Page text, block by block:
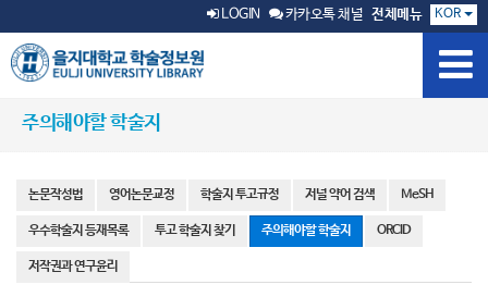
LOGIN 카카오톡 채널 전체메뉴 KOR
주의해야할 학술지
논문작성법 영어논문교정 학술지 투고규정 저널 약어 검색 MeSH
우수학술지 등재목록 투고 학술지 찾기 주의해야할 학술지 ORCID
저작권과 연구윤리